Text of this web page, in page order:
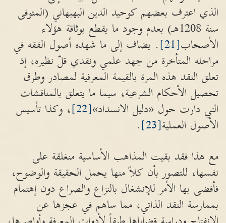
الذي اعترف بعضهم كوحيد الدين البهبهاني (المتوفى
سنة 1208هـ) بعدم وجود ما يقطع بوثاقة هؤلاء
الأصحاب[21]
. يضاف إلى ما شهده أصول الفقه في
مراحله المتأخرة من جهد علمي ونقدي قلّ نظيره، إذ
تعلق النقد هذه المرة بالقيمة المعرفية لمصادر وطرق
تحصيل الأحكام الشرعية، سيما ما يتعلق بالمناقشات
التي دارت حول «دليل الانسداد»[22]
، وكذا تأسيس
الأصول العملية[23]
.
مع هذا فقد بقيت المذاهب الأساسية منغلقة على
نفسها، للتصور بأن كلاً منها يحمل الحقيقة والوضوح،
فأفضى بها الأمر للإنشغال بالنزاع والصراع دون إهتمام
بممارسة النقد الذاتي، مما ساهم في عجزها عن